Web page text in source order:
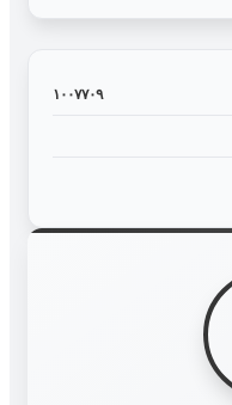
۱۰۰۷۷۰۹